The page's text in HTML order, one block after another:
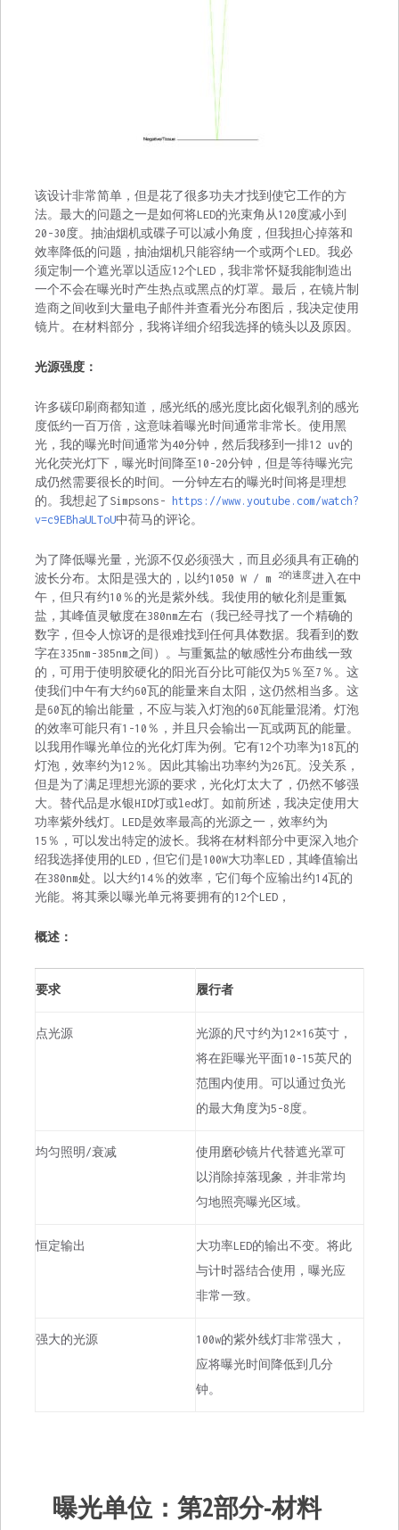
该设计非常简单，但是花了很多功夫才找到使它工作的方
法。最大的问题之一是如何将LED的光束角从120度减小到
20-30度。抽油烟机或碟子可以减小角度，但我担心掉落和
效率降低的问题，抽油烟机只能容纳一个或两个LED。我必
须定制一个遮光罩以适应12个LED，我非常怀疑我能制造出
一个不会在曝光时产生热点或黑点的灯罩。最后，在镜片制
造商之间收到大量电子邮件并查看光分布图后，我决定使用
镜片。在材料部分，我将详细介绍我选择的镜头以及原因。
光源强度：
许多碳印刷商都知道，感光纸的感光度比卤化银乳剂的感光
度低约一百万倍，这意味着曝光时间通常非常长。使用黑
光，我的曝光时间通常为40分钟，然后我移到一排12 uv的
光化荧光灯下，曝光时间降至10-20分钟，但是等待曝光完
成仍然需要很长的时间。一分钟左右的曝光时间将是理想
的。我想起了Simpsons-
https://www.youtube.com/watch?
v=c9EBhaULToU中荷马的评论。
为了降低曝光量，光源不仅必须强大，而且必须具有正确的
波长分布。太阳是强大的，以约1050 W / m
2的速度进入在中
午，但只有约10％的光是紫外线。我使用的敏化剂是重氮
盐，其峰值灵敏度在380nm左右（我已经寻找了一个精确的
数字，但令人惊讶的是很难找到任何具体数据。我看到的数
字在335nm-385nm之间）。与重氮盐的敏感性分布曲线一致
的，可用于使明胶硬化的阳光百分比可能仅为5％至7％。这
使我们中午有大约60瓦的能量来自太阳，这仍然相当多。这
是60瓦的输出能量，不应与装入灯泡的60瓦能量混淆。灯泡
的效率可能只有1-10％，并且只会输出一瓦或两瓦的能量。
以我用作曝光单位的光化灯库为例。它有12个功率为18瓦的
灯泡，效率约为12％。因此其输出功率约为26瓦。没关系，
但是为了满足理想光源的要求，光化灯太大了，仍然不够强
大。替代品是水银HID灯或led灯。如前所述，我决定使用大
功率紫外线灯。LED是效率最高的光源之一，效率约为
15％，可以发出特定的波长。我将在材料部分中更深入地介
绍我选择使用的LED，但它们是100W大功率LED，其峰值输出
在380nm处。以大约14％的效率，它们每个应输出约14瓦的
光能。将其乘以曝光单元将要拥有的12个LED，
概述：
要求 履行者
点光源
光源的尺寸约为12×16英寸，
将在距曝光平面10-15英尺的
范围内使用。可以通过负光
的最大角度为5-8度。
均匀照明/衰减
使用磨砂镜片代替遮光罩可
以消除掉落现象，并非常均
匀地照亮曝光区域。
恒定输出
大功率LED的输出不变。将此
与计时器结合使用，曝光应
非常一致。
强大的光源
100w的紫外线灯非常强大，
应将曝光时间降低到几分
钟。
曝光单位：第2部分-材料